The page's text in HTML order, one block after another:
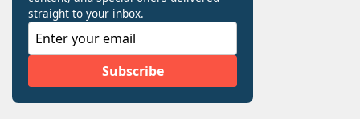
derniers
numéros